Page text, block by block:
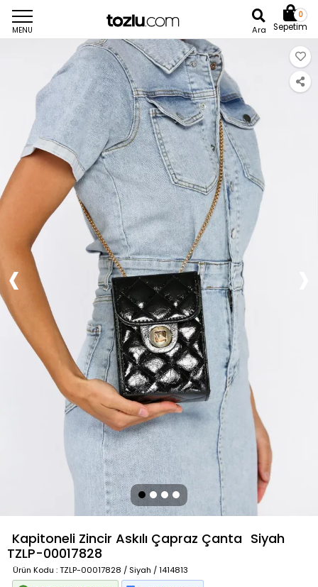
MENU Ara
0
Sepetim
Kapitoneli Zincir Askılı Çapraz Çanta Siyah
TZLP-00017828
Ürün Kodu : TZLP-00017828 / Siyah / 1414813